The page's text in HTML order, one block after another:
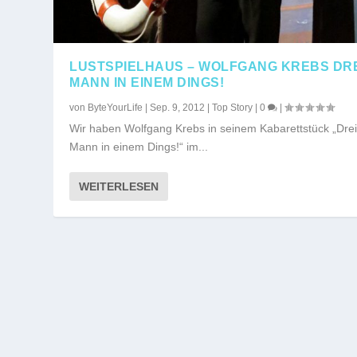
LUSTSPIELHAUS – WOLFGANG KREBS
MANN IN EINEM DINGS!
von ByteYourLife |Sep. 9, 2012 |Top Story |0 |
Wir haben Wolfgang Krebs in seinem Kabarettstück „Drei
Mann in einem Dings!“ im...
WEITERLESEN